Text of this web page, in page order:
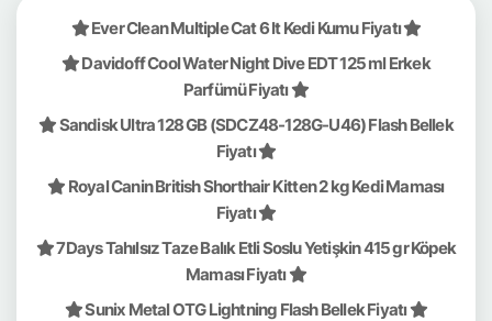
Ever Clean Multiple Cat 6 lt Kedi Kumu Fiyatı
Davidoff Cool Water Night Dive EDT 125 ml Erkek
Parfümü Fiyatı
Sandisk Ultra 128 GB (SDCZ48-128G-U46) Flash Bellek
Fiyatı
Royal Canin British Shorthair Kitten 2 kg Kedi Maması
Fiyatı
7Days Tahılsız Taze Balık Etli Soslu Yetişkin 415 gr Köpek
Maması Fiyatı
Sunix Metal OTG Lightning Flash Bellek Fiyatı